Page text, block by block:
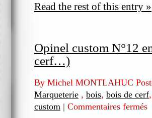
Read the rest of this entry »
Opinel custom N°12
cerf…)
By Michel MONTLAHUC
Marqueterie , bois, bois de cerf
custom | Commentaires fermés